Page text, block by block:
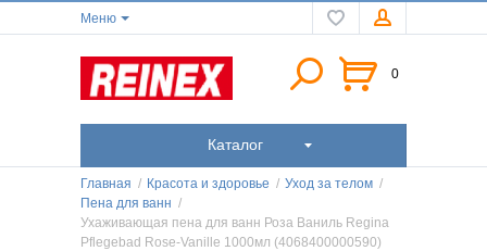
Меню
0
Каталог
Главная / Красота и здоровье / Уход за телом /
Пена для ванн /
Ухаживающая пена для ванн Роза Ваниль Regina
Pflegebad Rose-Vanille 1000мл (4068400000590)